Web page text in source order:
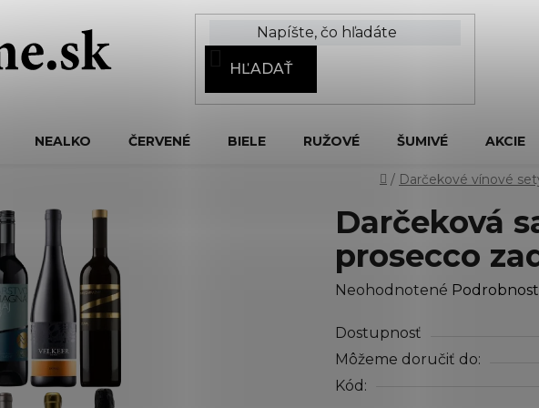
HĽADAŤ
NEALKO ČERVENÉ BIELE RUŽOVÉ ŠUMIVÉ AKCIE
Domov
/ Darčekové vínové
Darčeková
prosecco
Priemerné
produktu
je
0,0
Neohodnotené
Dostupnosť
Môžeme doručiť do:
Kód: